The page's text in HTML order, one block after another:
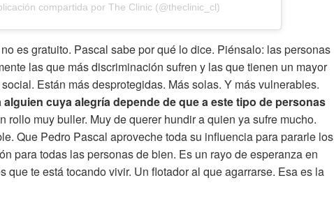
compartida por The Clinic (@theclinic_cl)
no es gratuito. Pascal sabe por qué lo dice. Piénsalo: las personas
las que más discriminación sufren y las que tienen un mayor
Están más desprotegidas. Más solas. Y más vulnerables.
alguien cuya alegría depende de que a este tipo de personas
rollo muy buller. Muy de querer hundir a quien ya sufre mucho.
Que Pedro Pascal aproveche toda su influencia para pararle los
para todas las personas de bien. Es un rayo de esperanza en
que te está tocando vivir. Un flotador al que agarrarse. Esa es la